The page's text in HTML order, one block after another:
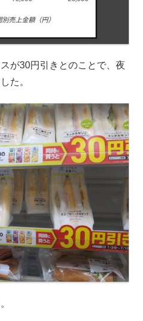
が30円引きとのことで、夜
た。